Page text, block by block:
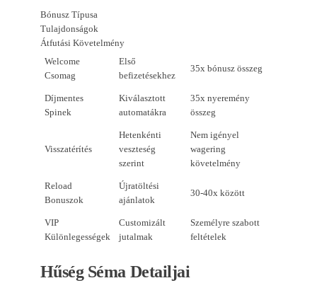
Bónusz Típusa
Tulajdonságok
Átfutási Követelmény
Welcome
Csomag
Első
befizetésekhez
35x bónusz összeg
Díjmentes
Spinek
Kiválasztott
automatákra
35x nyeremény
összeg
Visszatérítés
Hetenkénti
veszteség
szerint
Nem igényel
wagering
követelmény
Reload
Bonuszok
Újratöltési
ajánlatok
30-40x között
VIP
Különlegességek
Customizált
jutalmak
Személyre szabott
feltételek
Hűség Séma Detailjai